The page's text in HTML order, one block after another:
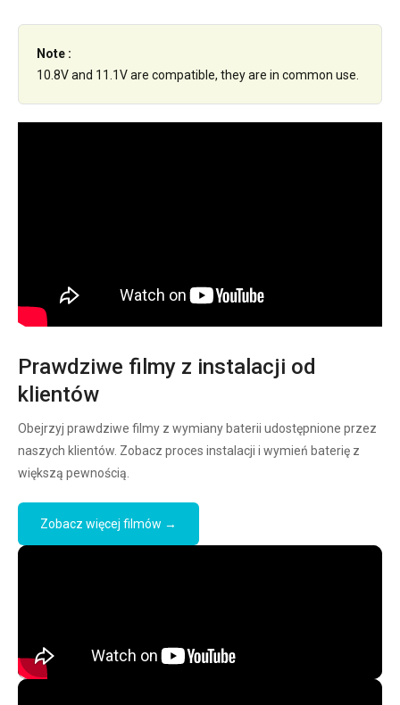
Note :
10.8V and 11.1V are compatible, they are in common use.
Prawdziwe filmy z instalacji od
klientów
Obejrzyj prawdziwe filmy z wymiany baterii udostępnione przez
naszych klientów. Zobacz proces instalacji i wymień baterię z
większą pewnością.
Zobacz więcej filmów →